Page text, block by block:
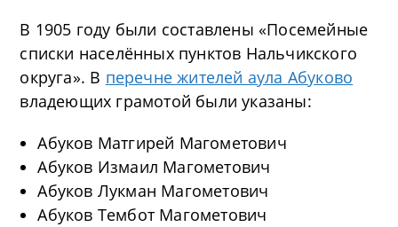
В 1905 году были составлены «Посемейные
списки населённых пунктов Нальчикского
округа». В перечне жителей аула Абуково
владеющих грамотой были указаны:
Абуков Матгирей Магометович
Абуков Измаил Магометович
Абуков Лукман Магометович
Абуков Тембот Магометович